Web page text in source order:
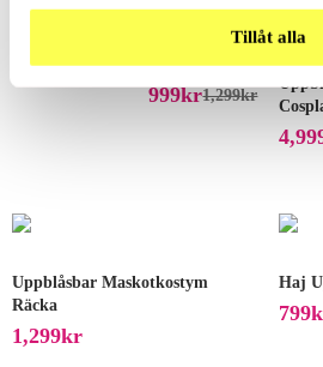
Tillåt alla
Uppblåsbar Dräkt Häst
1,299Kr
999Kr
Uppblåsbar Maskotkostym
Räcka
1,299Kr
Haj
799